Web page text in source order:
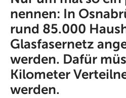
nennen: In
rund 85.000
Glasfasernetz
werden. Dafür
Kilometer
werden.